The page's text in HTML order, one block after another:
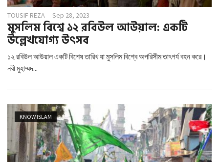
TOUSIF REZA Sep 28, 2023
মুসলিম বিশ্বে ১২ রবিউল আউয়াল: একটি
উল্লেখযোগ্য উৎসব
১২ রবিউল আউয়াল একটি বিশেষ তারিখ যা মুসলিম বিশ্বে অপরিসীম তাৎপর্য বহন করে।
নবী মুহাম্মদ...
KNOW ISLAM